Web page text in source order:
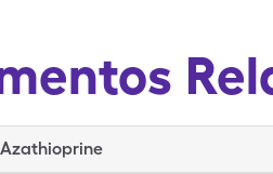
Azathioprine